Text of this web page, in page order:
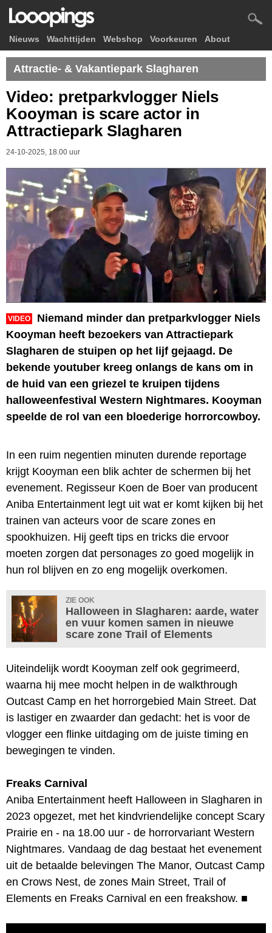
Nieuws Wachttijden Webshop Voorkeuren About
Attractie- & Vakantiepark Slagharen
Video: pretparkvlogger Niels
Kooyman is scare actor in
Attractiepark Slagharen
24-10-2025, 18.00 uur
VIDEO
Niemand minder dan pretparkvlogger Niels
Kooyman heeft bezoekers van Attractiepark
Slagharen de stuipen op het lijf gejaagd. De
bekende youtuber kreeg onlangs de kans om in
de huid van een griezel te kruipen tijdens
halloweenfestival Western Nightmares. Kooyman
speelde de rol van een bloederige horrorcowboy.
In een ruim negentien minuten durende reportage
krijgt Kooyman een blik achter de schermen bij het
evenement. Regisseur Koen de Boer van producent
Aniba Entertainment legt uit wat er komt kijken bij het
trainen van acteurs voor de scare zones en
spookhuizen. Hij geeft tips en tricks die ervoor
moeten zorgen dat personages zo goed mogelijk in
hun rol blijven en zo eng mogelijk overkomen.
ZIE OOK
Halloween in Slagharen: aarde, water
en vuur komen samen in nieuwe
scare zone Trail of Elements
Uiteindelijk wordt Kooyman zelf ook gegrimeerd,
waarna hij mee mocht helpen in de walkthrough
Outcast Camp en het horrorgebied Main Street. Dat
is lastiger en zwaarder dan gedacht: het is voor de
vlogger een flinke uitdaging om de juiste timing en
bewegingen te vinden.
Freaks Carnival
Aniba Entertainment heeft Halloween in Slagharen in
2023 opgezet, met het kindvriendelijke concept Scary
Prairie en - na 18.00 uur - de horrorvariant Western
Nightmares. Vandaag de dag bestaat het evenement
uit de betaalde belevingen The Manor, Outcast Camp
en Crows Nest, de zones Main Street, Trail of
Elements en Freaks Carnival en een freakshow. ■